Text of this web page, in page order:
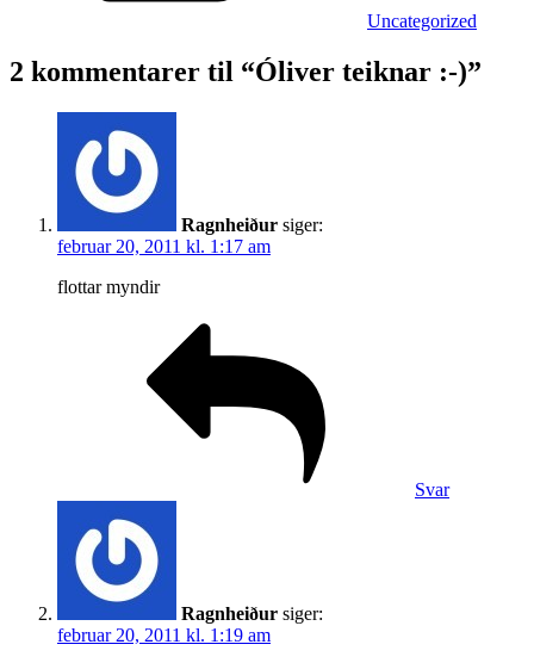
Uncategorized
2 kommentarer til “Óliver teiknar :-)”
Ragnheiður siger:
februar 20, 2011 kl. 1:17 am
flottar myndir
Svar
Ragnheiður siger:
februar 20, 2011 kl. 1:19 am